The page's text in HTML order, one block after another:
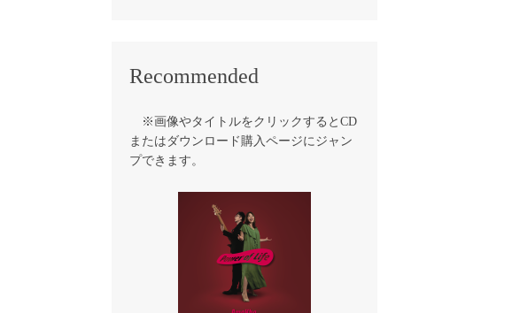
Recommended
※画像やタイトルをクリックするとCD
またはダウンロード購入ページにジャン
プできます。